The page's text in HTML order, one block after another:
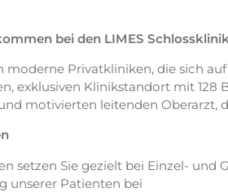
bei den LIMES
moderne Privatkliniken, die sich
exklusiven Klinikstandort mit
motivierten leitenden Oberarzt,
setzen Sie gezielt bei Einzel-
unserer Patienten bei